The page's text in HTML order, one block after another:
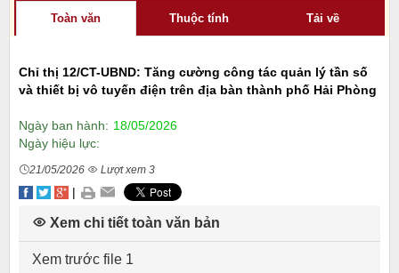
Toàn văn Thuộc tính Tải về
Chỉ thị 12/CT-UBND: Tăng cường công tác quản lý tần số
và thiết bị vô tuyến điện trên địa bàn thành phố Hải Phòng
Ngày ban hành: 18/05/2026
Ngày hiệu lực:
21/05/2026 Lượt xem 3
|
Xem chi tiết toàn văn bản
Xem trước file 1